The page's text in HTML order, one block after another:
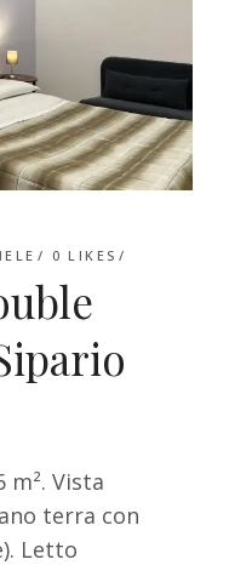
0 LIKES
m². Vista
terra con
Letto